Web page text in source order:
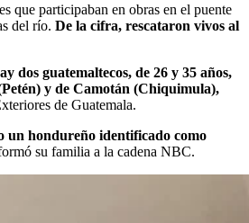
que participaban en obras en el puente
del río. De la cifra, rescataron vivos al
dos guatemaltecos, de 26 y 35 años,
y de Camotán (Chiquimula),
de Guatemala.
un hondureño identificado como
su familia a la cadena NBC.